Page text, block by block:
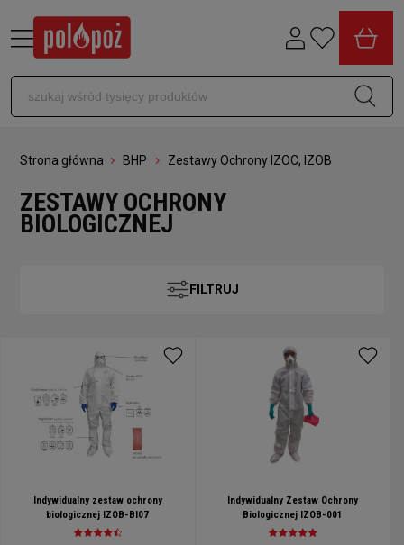
Strona główna BHP Zestawy Ochrony IZOC, IZOB
ZESTAWY OCHRONY
BIOLOGICZNEJ
FILTRUJ
Indywidualny zestaw ochrony
biologicznej IZOB-BI07
Indywidualny Zestaw Ochrony
Biologicznej IZOB-001